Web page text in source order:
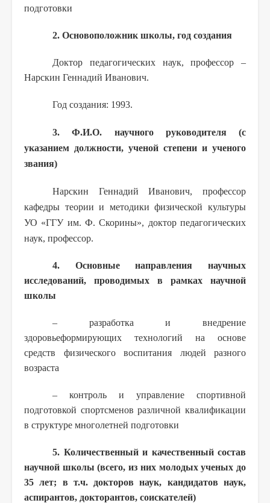
подготовки
2. Основоположник школы, год создания
Доктор педагогических наук, профессор –
Нарскин Геннадий Иванович.
Год создания: 1993.
3. Ф.И.О. научного руководителя (с
указанием должности, ученой степени и ученого
звания)
Нарскин Геннадий Иванович, профессор
кафедры теории и методики физической культуры
УО «ГГУ им. Ф. Скорины», доктор педагогических
наук, профессор.
4. Основные направления научных
исследований, проводимых в рамках научной
школы
– разработка и внедрение
здоровьеформирующих технологий на основе
средств физического воспитания людей разного
возраста
– контроль и управление спортивной
подготовкой спортсменов различной квалификации
в структуре многолетней подготовки
5. Количественный и качественный состав
научной школы (всего, из них молодых ученых до
35 лет; в т.ч. докторов наук, кандидатов наук,
аспирантов, докторантов, соискателей)